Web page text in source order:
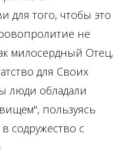
для того, чтобы это
не
милосердный Отец,
для Своих
люди обладали
пользуясь
содружество с